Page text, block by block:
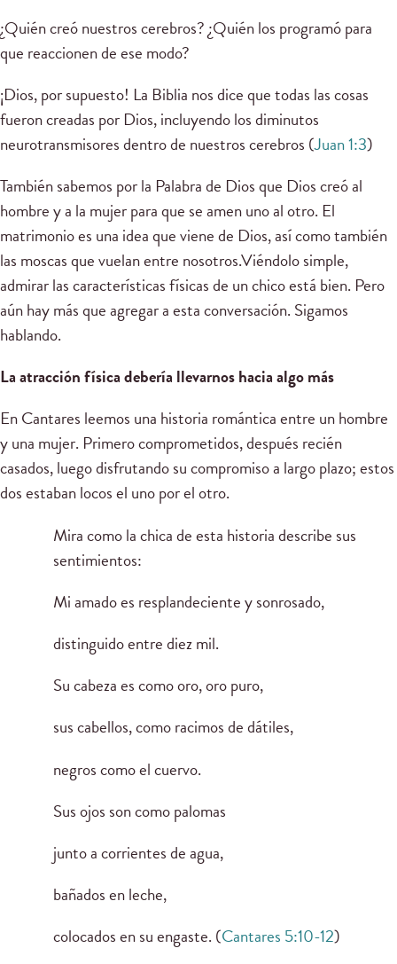
¿Quién creó nuestros cerebros? ¿Quién los programó para
que reaccionen de ese modo?
¡Dios, por supuesto! La Biblia nos dice que todas las cosas
fueron creadas por Dios, incluyendo los diminutos
neurotransmisores dentro de nuestros cerebros (Juan 1:3)
También sabemos por la Palabra de Dios que Dios creó al
hombre y a la mujer para que se amen uno al otro. El
matrimonio es una idea que viene de Dios, así como también
las moscas que vuelan entre nosotros.Viéndolo simple,
admirar las características físicas de un chico está bien. Pero
aún hay más que agregar a esta conversación. Sigamos
hablando.
La atracción física debería llevarnos hacia algo más
En Cantares leemos una historia romántica entre un hombre
y una mujer. Primero comprometidos, después recién
casados, luego disfrutando su compromiso a largo plazo; estos
dos estaban locos el uno por el otro.
Mira como la chica de esta historia describe sus
sentimientos:
Mi amado es resplandeciente y sonrosado,
distinguido entre diez mil.
Su cabeza es como oro, oro puro,
sus cabellos, como racimos de dátiles,
negros como el cuervo.
Sus ojos son como palomas
junto a corrientes de agua,
bañados en leche,
colocados en su engaste. (Cantares 5:10-12)